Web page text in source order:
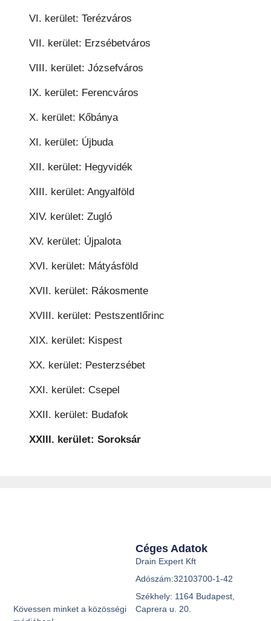
VI. kerület: Terézváros
VII. kerület: Erzsébetváros
VIII. kerület: Józsefváros
IX. kerület: Ferencváros
X. kerület: Kőbánya
XI. kerület: Újbuda
XII. kerület: Hegyvidék
XIII. kerület: Angyalföld
XIV. kerület: Zugló
XV. kerület: Újpalota
XVI. kerület: Mátyásföld
XVII. kerület: Rákosmente
XVIII. kerület: Pestszentlőrinc
XIX. kerület: Kispest
XX. kerület: Pesterzsébet
XXI. kerület: Csepel
XXII. kerület: Budafok
XXIII. kerület: Soroksár
Kövessen minket a közösségi
Céges Adatok
Drain Expert Kft
Adószám:32103700-1-42
Székhely: 1164 Budapest,
Caprera u. 20.